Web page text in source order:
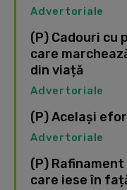
Advertoriale
(P) Cadouri cu
care
din viață
Advertoriale
(P) Același
Advertoriale
(P)
care iese în